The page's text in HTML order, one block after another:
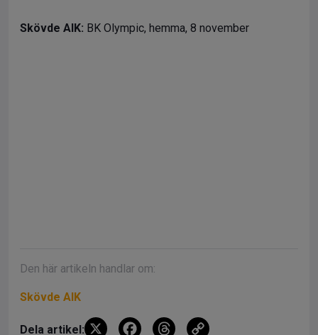
Skövde AIK: BK Olympic, hemma, 8 november
Den här artikeln handlar om:
Skövde AIK
Dela artikel: X
F
T